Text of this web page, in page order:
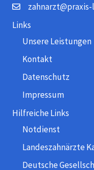
Links
Unsere Leistungen
Kontakt
Datenschutz
Impressum
Hilfreiche Links
Notdienst
Landeszahnärzte
Deutsche